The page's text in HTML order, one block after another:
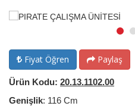
Fiyat Öğren Paylaş
Ürün Kodu: 20.13.1102.00
Genişlik: 116 Cm